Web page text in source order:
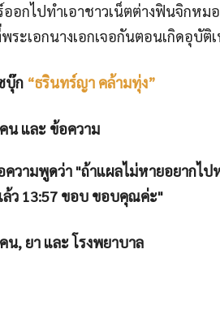
ออกไปทำเอาชาวเน็ตต่างฟินจิกหม
ระเอกนางเอกเจอกันตอนเกิดอุบัติ
บุ๊ก “ธรินทร์ญา คล้ามทุ่ง”